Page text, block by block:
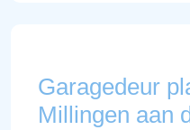
Garagedeur
Millingen aan